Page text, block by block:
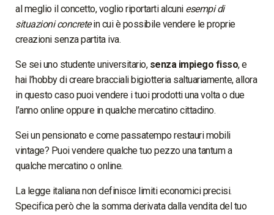
al meglio il concetto, voglio riportarti alcuni esempi di
situazioni concretein cui è possibile vendere le proprie
creazioni senza partita iva.
Se sei uno studente universitario, senza impiego fisso, e
hai l’hobby di creare bracciali bigiotteria saltuariamente, allora
in questo caso puoi vendere i tuoi prodotti una volta o due
l’anno online oppure in qualche mercatino cittadino.
Sei un pensionato e come passatempo restauri mobili
vintage? Puoi vendere qualche tuo pezzo una tantum a
qualche mercatino o online.
La legge italiana non definisce limiti economici precisi.
Specifica però che la somma derivata dalla vendita del tuo